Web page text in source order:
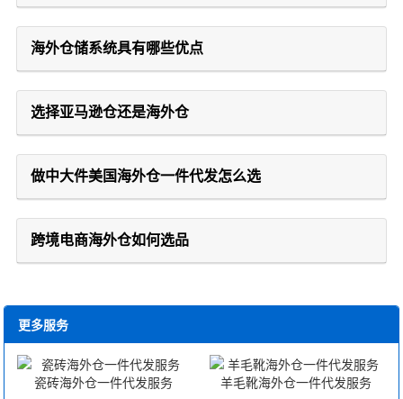
海外仓储系统具有哪些优点
选择亚马逊仓还是海外仓
做中大件美国海外仓一件代发怎么选
跨境电商海外仓如何选品
更多服务
瓷砖海外仓一件代发服务 羊毛靴海外仓一件代发服务